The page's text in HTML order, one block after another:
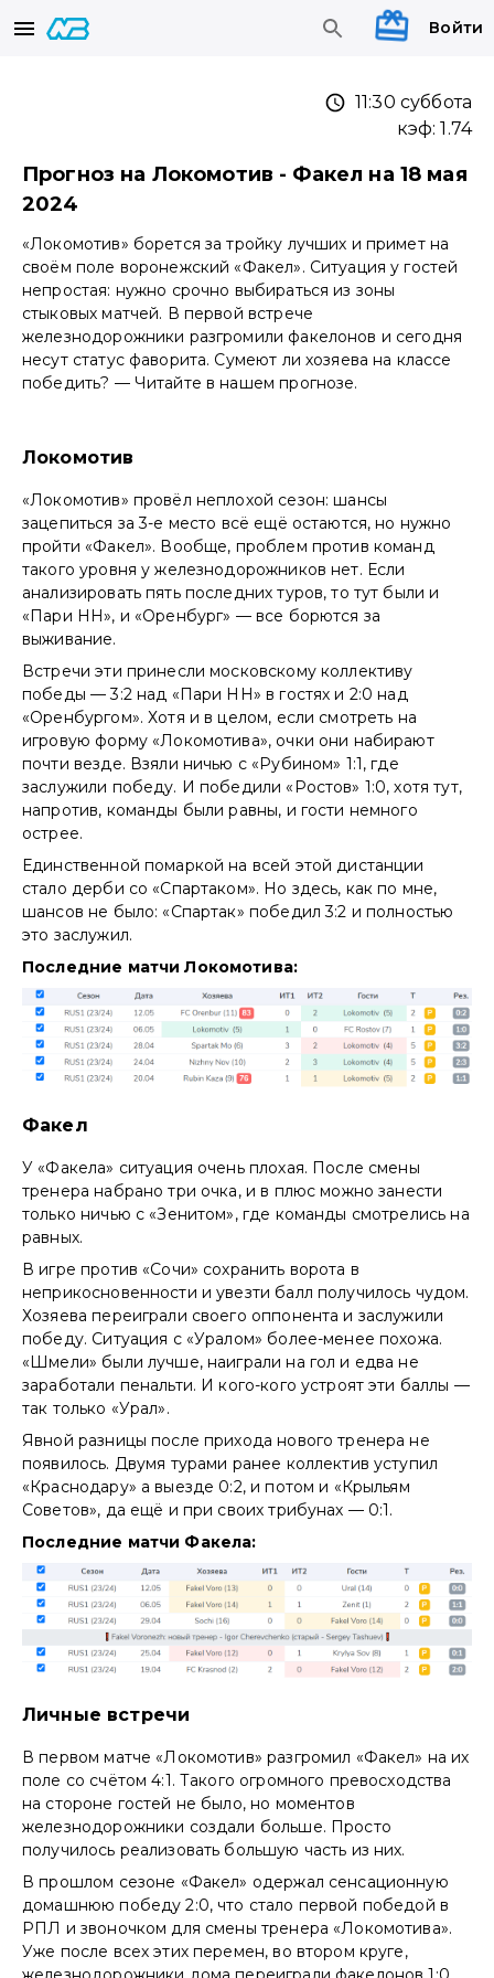
Войти
11:30 суббота
кэф:1.74
Прогноз на Локомотив - Факел на 18 мая
2024
«Локомотив» борется за тройку лучших и примет на
своём поле воронежский «Факел». Ситуация у гостей
непростая: нужно срочно выбираться из зоны
стыковых матчей. В первой встрече
железнодорожники разгромили факелонов и сегодня
несут статус фаворита. Сумеют ли хозяева на классе
победить? — Читайте в нашем прогнозе.
Локомотив
«Локомотив» провёл неплохой сезон: шансы
зацепиться за 3-е место всё ещё остаются, но нужно
пройти «Факел». Вообще, проблем против команд
такого уровня у железнодорожников нет. Если
анализировать пять последних туров, то тут были и
«Пари НН», и «Оренбург» — все борются за
выживание.
Встречи эти принесли московскому коллективу
победы — 3:2 над «Пари НН» в гостях и 2:0 над
«Оренбургом». Хотя и в целом, если смотреть на
игровую форму «Локомотива», очки они набирают
почти везде. Взяли ничью с «Рубином» 1:1, где
заслужили победу. И победили «Ростов» 1:0, хотя тут,
напротив, команды были равны, и гости немного
острее.
Единственной помаркой на всей этой дистанции
стало дерби со «Спартаком». Но здесь, как по мне,
шансов не было: «Спартак» победил 3:2 и полностью
это заслужил.
Последние матчи Локомотива:
Факел
У «Факела» ситуация очень плохая. После смены
тренера набрано три очка, и в плюс можно занести
только ничью с «Зенитом», где команды смотрелись на
равных.
В игре против «Сочи» сохранить ворота в
неприкосновенности и увезти балл получилось чудом.
Хозяева переиграли своего оппонента и заслужили
победу. Ситуация с «Уралом» более-менее похожа.
«Шмели» были лучше, наиграли на гол и едва не
заработали пенальти. И кого-кого устроят эти баллы —
так только «Урал».
Явной разницы после прихода нового тренера не
появилось. Двумя турами ранее коллектив уступил
«Краснодару» а выезде 0:2, и потом и «Крыльям
Советов», да ещё и при своих трибунах — 0:1.
Последние матчи Факела:
Личные встречи
В первом матче «Локомотив» разгромил «Факел» на их
поле со счётом 4:1. Такого огромного превосходства
на стороне гостей не было, но моментов
железнодорожники создали больше. Просто
получилось реализовать большую часть из них.
В прошлом сезоне «Факел» одержал сенсационную
домашнюю победу 2:0, что стало первой победой в
РПЛ и звоночком для смены тренера «Локомотива».
Уже после всех этих перемен, во втором круге,